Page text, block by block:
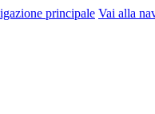
principale Vai alla